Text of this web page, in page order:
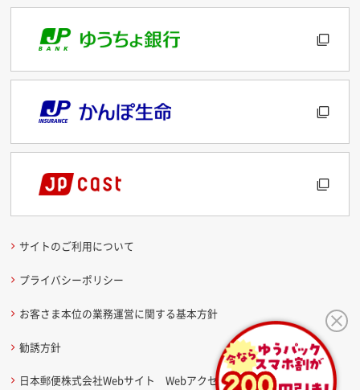
サイトのご利用について
プライバシーポリシー
お客さま本位の業務運営に関する基本方針
勧誘方針
日本郵便株式会社Webサイト Webアクセシビリティ方針